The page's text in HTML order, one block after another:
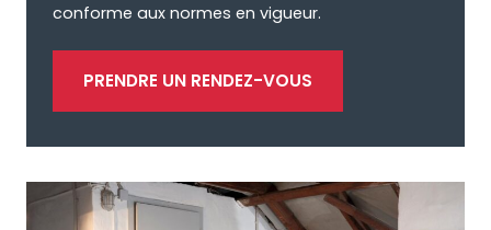
conforme aux normes en vigueur.
PRENDRE UN RENDEZ-VOUS